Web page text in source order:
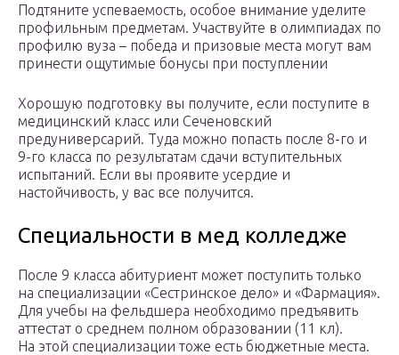
Подтяните успеваемость, особое внимание уделите
профильным предметам. Участвуйте в олимпиадах по
профилю вуза – победа и призовые места могут вам
принести ощутимые бонусы при поступлении
Хорошую подготовку вы получите, если поступите в
медицинский класс или Сеченовский
предуниверсарий. Туда можно попасть после 8-го и
9-го класса по результатам сдачи вступительных
испытаний. Если вы проявите усердие и
настойчивость, у вас все получится.
Специальности в мед колледже
После 9 класса абитуриент может поступить только
на специализации «Сестринское дело» и «Фармация».
Для учебы на фельдшера необходимо предъявить
аттестат о среднем полном образовании (11 кл).
На этой специализации тоже есть бюджетные места.